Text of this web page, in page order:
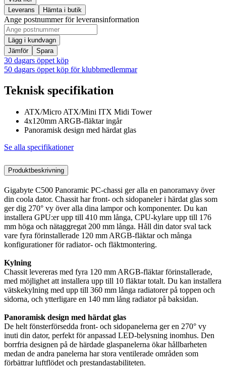
Leverans
Hämta i butik
Ange postnummer för leveransinformation
Lägg i kundvagn
Jämför
Spara
30 dagars öppet köp
50 dagars öppet köp för klubbmedlemmar
Teknisk specifikation
ATX/Micro ATX/Mini ITX Midi Tower
4x120mm ARGB-fläktar ingår
Panoramisk design med härdat glas
Se alla specifikationer
Produktbeskrivning
Gigabyte C500 Panoramic PC-chassi ger alla en panoramavy över
din coola dator. Chassit har front- och sidopaneler i härdat glas som
ger dig 270° vy över alla dina lampor och komponenter. Du kan
installera GPU:er upp till 410 mm långa, CPU-kylare upp till 176
mm höga och nätaggregat 200 mm långa. Håll din dator sval tack
vare fyra förinstallerade 120 mm ARGB-fläktar och många
konfigurationer för radiator- och fläktmontering.
Kylning
Chassit levereras med fyra 120 mm ARGB-fläktar förinstallerade,
med möjlighet att installera upp till 10 fläktar totalt. Du kan installera
vätskekylning med upp till 360 mm långa radiatorer på toppen och
sidorna, och ytterligare en 140 mm lång radiator på baksidan.
Panoramisk design med härdat glas
De helt fönsterförsedda front- och sidopanelerna ger en 270° vy
inuti din dator, perfekt för anpassad LED-belysning inomhus. Den
borrfria designen på de härdade glaspanelerna ökar hållbarheten
medan de andra panelerna har stora ventilerade områden som
förbättrar luftflödet och prestandastabiliteten.